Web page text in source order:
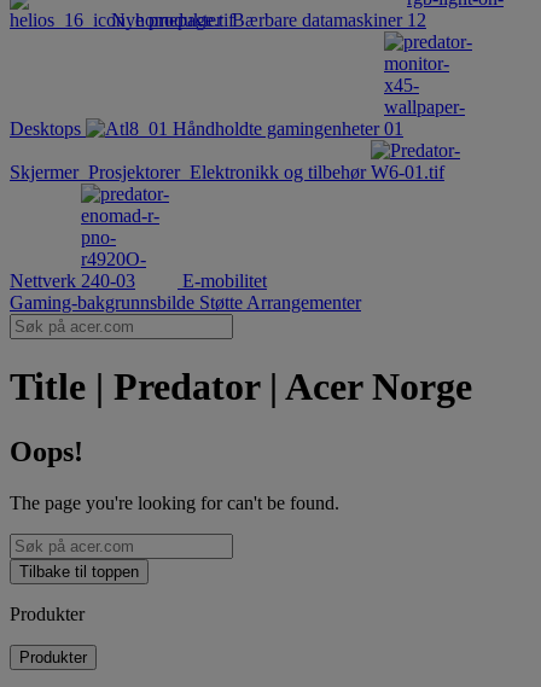
Nye produkter Bærbare datamaskiner
Desktops Håndholdte gamingenheter
Skjermer Prosjektorer Elektronikk og tilbehør
Nettverk
E-mobilitet
Gaming-bakgrunnsbilde Støtte Arrangementer
Title | Predator | Acer Norge
Oops!
The page you're looking for can't be found.
Tilbake til toppen
Produkter
Produkter